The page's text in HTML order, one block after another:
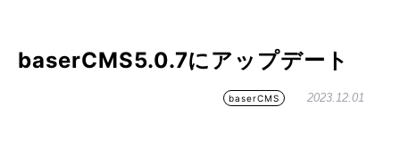
baserCMS5.0.7にアップデート
baserCMS 2023.12.01